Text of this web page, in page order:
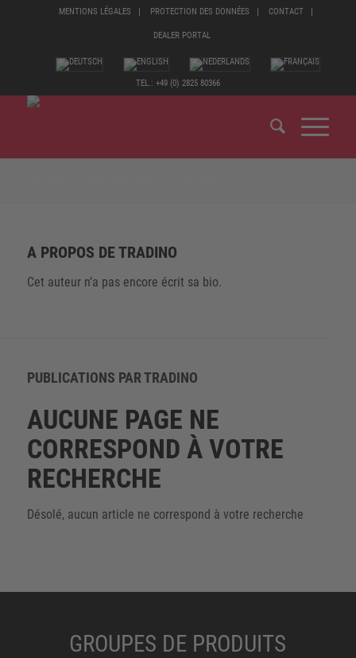
MENTIONS LÉGALES PROTECTION DES DONNÉES CONTACT
DEALER PORTAL
TEL.: +49 (0) 2825 80366
A PROPOS DETRADINO
Cet auteur n’a pas encore écrit sa bio.
PUBLICATIONS PAR TRADINO
AUCUNE PAGE NE
CORRESPOND À VOTRE
RECHERCHE
Désolé, aucun article ne correspond à votre recherche
GROUPES DE PRODUITS